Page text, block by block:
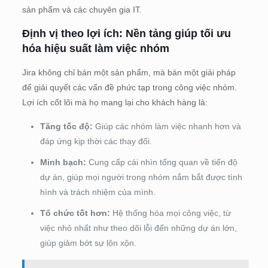
sản phẩm và các chuyên gia IT.
Định vị theo lợi ích: Nền tảng giúp tối ưu
hóa hiệu suất làm việc nhóm
Jira không chỉ bán một sản phẩm, mà bán một giải pháp
để giải quyết các vấn đề phức tạp trong công việc nhóm.
Lợi ích cốt lõi mà họ mang lại cho khách hàng là:
Tăng tốc độ: Giúp các nhóm làm việc nhanh hơn và
đáp ứng kịp thời các thay đổi.
Minh bạch: Cung cấp cái nhìn tổng quan về tiến độ
dự án, giúp mọi người trong nhóm nắm bắt được tình
hình và trách nhiệm của mình.
Tổ chức tốt hơn: Hệ thống hóa mọi công việc, từ
việc nhỏ nhất như theo dõi lỗi đến những dự án lớn,
giúp giảm bớt sự lộn xộn.